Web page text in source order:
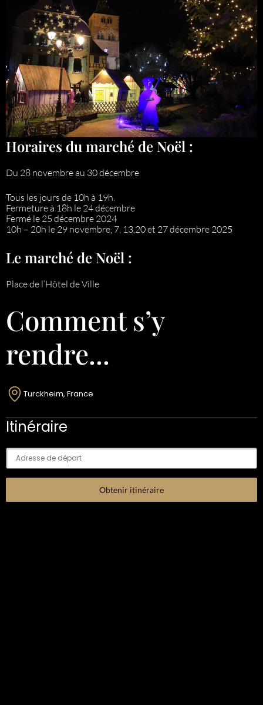
Horaires du marché de Noël :
Du 28 novembre au 30 décembre
Tous les jours de 10h à 19h.
Fermeture à 18h le 24 décembre
Fermé le 25 décembre 2024
10h – 20h le 29 novembre, 7, 13,20 et 27 décembre 2025
Le marché de Noël :
Place de l’Hôtel de Ville
Comment s’y
rendre...
Turckheim, France
Itinéraire